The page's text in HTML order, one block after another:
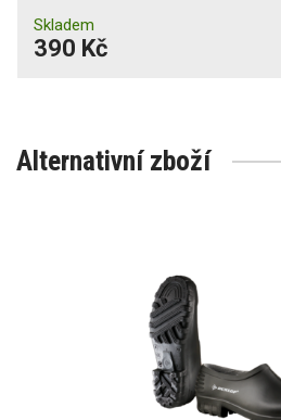
Skladem
390 Kč
Alternativní zboží